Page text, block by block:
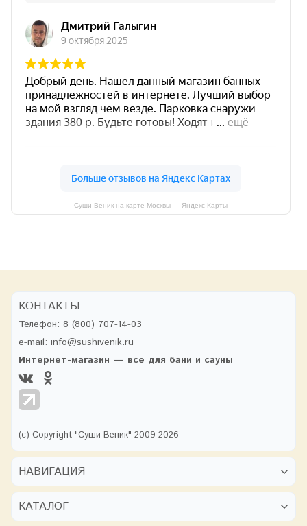
Суши Веник на карте Москвы — Яндекс Карты
КОНТАКТЫ
Телефон: 8 (800) 707-14-03
e-mail: info@sushivenik.ru
Интернет-магазин — все для бани и сауны
(с) Copyright "Суши Веник" 2009-2026
НАВИГАЦИЯ
КАТАЛОГ